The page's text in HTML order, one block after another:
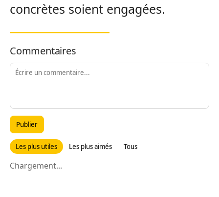
concrètes soient engagées.
Commentaires
Publier
Les plus utiles Les plus aimés Tous
Chargement...